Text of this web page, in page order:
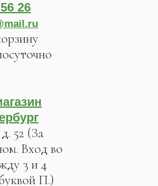
26
52 (За
Вход во
3 и 4
П.)